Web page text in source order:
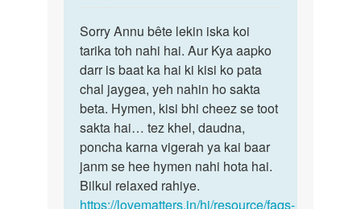
to
Mam
mai
4
sall
phele
bf
ke…
by
Annu
Sorry
Annu
bête
lekin
iska…
Sorry Annu bête lekin iska koi
tarika toh nahi hai. Aur Kya aapko
darr is baat ka hai ki kisi ko pata
chal jaygea, yeh nahin ho sakta
beta. Hymen, kisi bhi cheez se toot
sakta hai… tez khel, daudna,
poncha karna vigerah ya kai baar
janm se hee hymen nahi hota hai.
Bilkul relaxed rahiye.
https://lovematters.in/hi/resource/faqs-